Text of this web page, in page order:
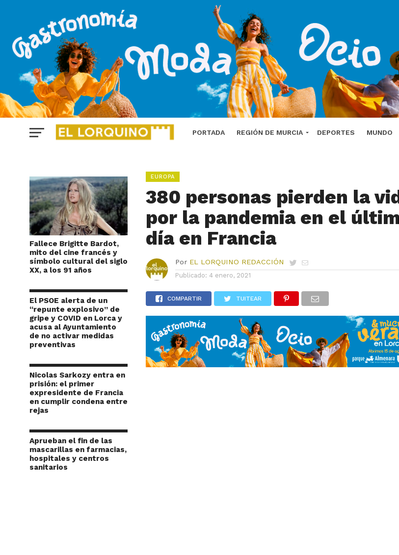
PORTADA REGIÓN DE MURCIA DEPORTES MUNDO
Fallece Brigitte Bardot,
mito del cine francés y
símbolo cultural del siglo
XX, a los 91 años
El PSOE alerta de un
“repunte explosivo” de
gripe y COVID en Lorca y
acusa al Ayuntamiento
de no activar medidas
preventivas
Nicolas Sarkozy entra en
prisión: el primer
expresidente de Francia
en cumplir condena entre
rejas
Aprueban el fin de las
mascarillas en farmacias,
hospitales y centros
sanitarios
EUROPA
380 personas pierden la
por la pandemia en el
día en Francia
Por EL LORQUINO REDACCIÓN
Publicado: 4 enero, 2021
COMPARTIR TUITEAR